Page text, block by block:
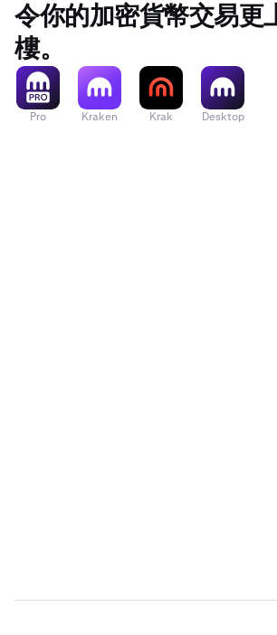
令你的加密貨幣交易更
樓。
Pro Kraken Krak Desktop